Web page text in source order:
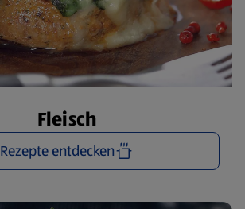
Fleisch
Rezepte entdecken